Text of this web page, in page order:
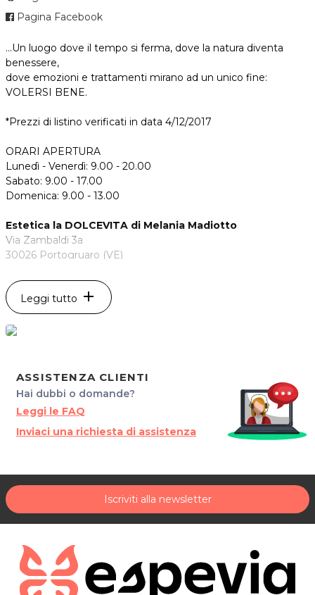
Pagina Facebook
...Un luogo dove il tempo si ferma, dove la natura diventa
benessere,
dove emozioni e trattamenti mirano ad un unico fine:
VOLERSI BENE.
*Prezzi di listino verificati in data 4/12/2017
ORARI APERTURA
Lunedì - Venerdì: 9.00 - 20.00
Sabato: 9.00 - 17.00
Domenica: 9.00 - 13.00
Estetica la DOLCEVITA di Melania Madiotto
Via Zambaldi 3a
30026 Portogruaro (VE)
Cel. 348 7768940
P.IVA 04176300277
Per ulteriori informazioni sull'offerta o sulle modalità di
Leggi tutto add
ASSISTENZA CLIENTI
Hai dubbi o domande?
Leggi le FAQ
Inviaci una richiesta di assistenza
Iscriviti alla newsletter